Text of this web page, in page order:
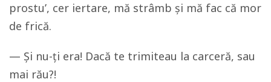
prostu’, cer iertare, mă strâmb și mă fac că mor
de frică.
— Și nu-ți era! Dacă te trimiteau la carceră, sau
mai rău?!